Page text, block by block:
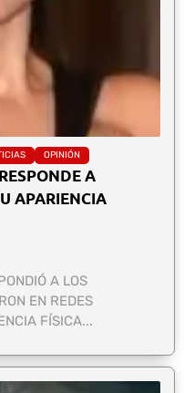
OPINIÓN
A
APARIENCIA
A LOS
EN REDES
FÍSICA...